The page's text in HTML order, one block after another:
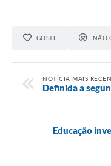
GOSTEI NÃO
NOTÍCIA MAIS
Definida a
Educação